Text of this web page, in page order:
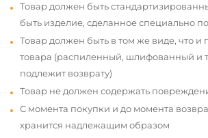
Товар должен быть
быть изделие, сделанное специально
Товар должен быть в том же виде, что и
товара (распиленный, шлифованный и
подлежит возврату)
Товар не должен содержать
С момента покупки и до момента
хранится надлежащим образом